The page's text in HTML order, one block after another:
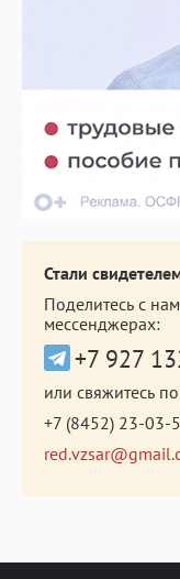
Стали
Поделитесь с
мессенджерах:
+7 927
или свяжитесь
+7 (8452) 23-03-